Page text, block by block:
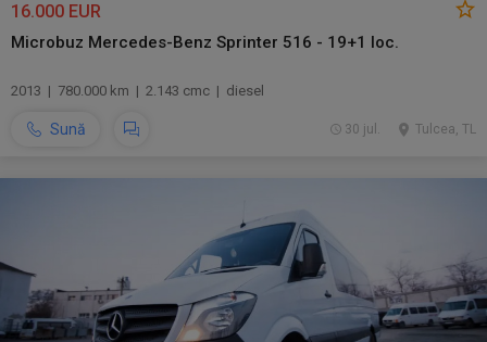
16.000 EUR
Microbuz Mercedes-Benz Sprinter 516 - 19+1 loc.
2013 | 780.000 km | 2.143 cmc | diesel
Sună Tulcea, TL
30 jul.